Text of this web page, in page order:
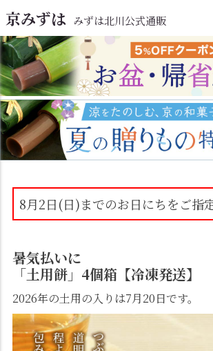
京みずは みずは北川公式通販
8月2日(日)までのお日にちをご指
暑気払いに
「土用餅」4個箱【冷凍発送】
2026年の土用の入りは7月20日です。